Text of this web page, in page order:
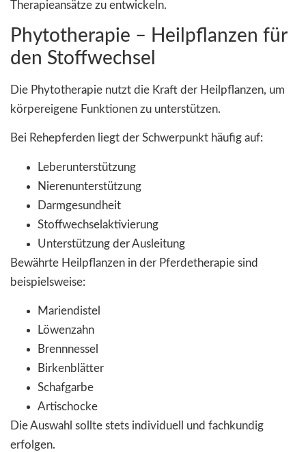
Therapieansätze zu entwickeln.
Phytotherapie – Heilpflanzen für
den Stoffwechsel
Die Phytotherapie nutzt die Kraft der Heilpflanzen, um
körpereigene Funktionen zu unterstützen.
Bei Rehepferden liegt der Schwerpunkt häufig auf:
Leberunterstützung
Nierenunterstützung
Darmgesundheit
Stoffwechselaktivierung
Unterstützung der Ausleitung
Bewährte Heilpflanzen in der Pferdetherapie sind
beispielsweise:
Mariendistel
Löwenzahn
Brennnessel
Birkenblätter
Schafgarbe
Artischocke
Die Auswahl sollte stets individuell und fachkundig
erfolgen.